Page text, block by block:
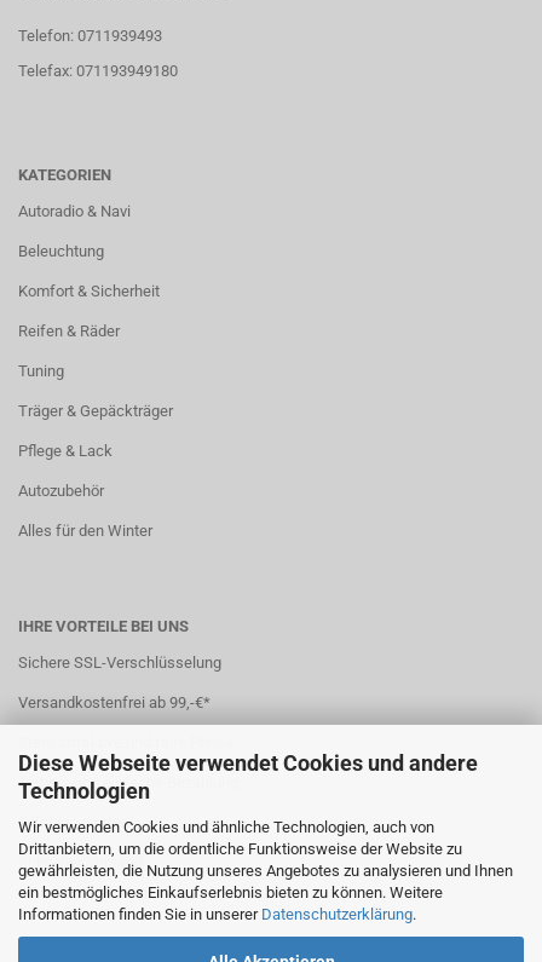
Diese Webseite verwendet Cookies und andere
Technologien
Wir verwenden Cookies und ähnliche Technologien, auch von
Drittanbietern, um die ordentliche Funktionsweise der Website zu
gewährleisten, die Nutzung unseres Angebotes zu analysieren und Ihnen
ein bestmögliches Einkaufserlebnis bieten zu können. Weitere
Informationen finden Sie in unserer Datenschutzerklärung.
Telefon: 0711939493
Telefax: 071193949180
KATEGORIEN
Autoradio & Navi
Beleuchtung
Komfort & Sicherheit
Reifen & Räder
Tuning
Träger & Gepäckträger
Pflege & Lack
Autozubehör
Alles für den Winter
IHRE VORTEILE BEI UNS
Sichere SSL-Verschlüsselung
Versandkostenfrei ab 99,-€*
Sichere und einfache Bezahlung
7 Zahlungsarten
Schneller Versand
*(Ausland abweichend)